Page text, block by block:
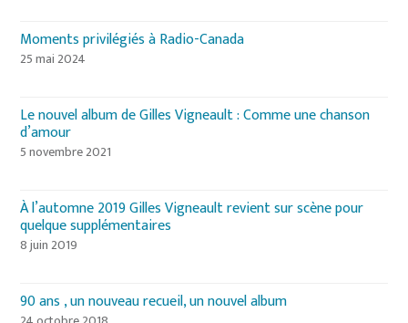
Moments privilégiés à Radio-Canada
25 mai 2024
Le nouvel album de Gilles Vigneault : Comme une chanson
d’amour
5 novembre 2021
À l’automne 2019 Gilles Vigneault revient sur scène pour
quelque supplémentaires
8 juin 2019
90 ans , un nouveau recueil, un nouvel album